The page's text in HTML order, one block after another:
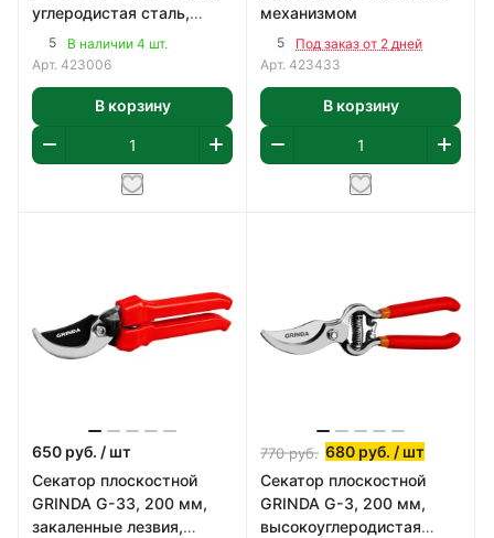
углеродистая сталь,
ст45, цельнокованый, с
овальными руко
5
В наличии 4 шт.
Арт. 423006
В корзину
механизмом
5
Под заказ от 2 дней
Арт. 423433
В корзину
650 руб. / шт
Секатор плоскостной
GRINDA G-33, 200 мм,
закаленные лезвия,
770руб. 680 руб. / шт
Секатор плоскостной
GRINDA G-3, 200 мм,
высокоуглеродистая